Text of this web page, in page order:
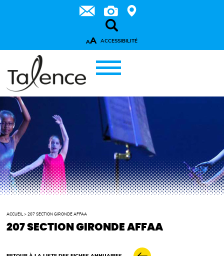
AA ACCESSIBILITÉ
ACCUEIL >207 SECTION GIRONDE AFFAA
207 SECTION GIRONDE AFFAA